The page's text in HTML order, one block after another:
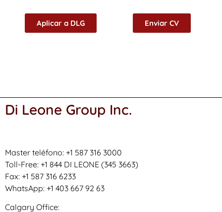
Aplicar a DLG Enviar CV
Di Leone Group Inc.
Master teléfono: +1 587 316 3000
Toll-Free: +1 844 DI LEONE (345 3663)
Fax: +1 587 316 6233
WhatsApp: +1 403 667 92 63
Calgary Office: